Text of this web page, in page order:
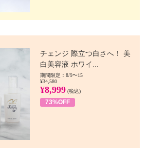
チェンジ 際立つ白さへ！ 美
白美容液 ホワイ...
期間限定：8/9〜15
¥34,580
¥8,999 (税込)
73%OFF